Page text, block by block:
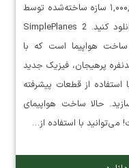
کنید، آشوب به پا کنید یا بیش از ۱,۰۰۰,۰۰۰ سازه ساخته‌شده توسط
جامعه کاربران را به‌صورت رایگان دانلود کنید. SimplePlanes 2
ساخت هواپیما است که با
پرهیجان، فیزیک جدید
از قطعات پیشرفته
حالا ساخت هواپیمای
با استفاده از…